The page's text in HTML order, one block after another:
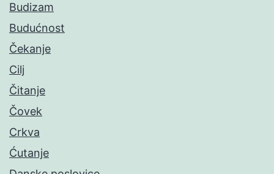
Budizam
Budućnost
Čekanje
Cilj
Čitanje
Čovek
Crkva
Ćutanje